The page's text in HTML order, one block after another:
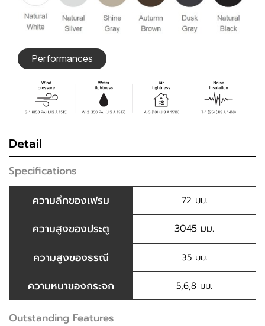
Performances
Detail
Specifications
ความลึกของเฟรม
72 มม.
ความสูงของประตู 3045 มม.
ความสูงของธรณี 35 มม.
ความหนาของกระจก 5,6,8 มม.
Outstanding Features